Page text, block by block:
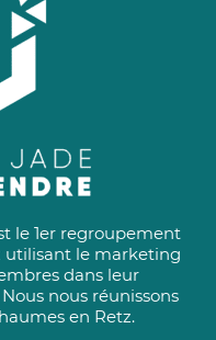
le 1er regroupement
utilisant le marketing
dans leur
nous réunissons
en Retz.